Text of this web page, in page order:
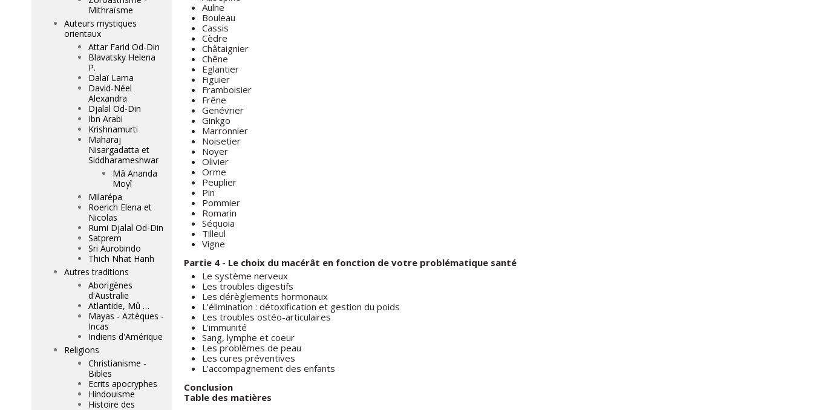
Aulne
Bouleau
Cassis
Cèdre
Châtaignier
Chêne
Eglantier
Figuier
Framboisier
Frêne
Genévrier
Ginkgo
Marronnier
Noisetier
Noyer
Olivier
Orme
Peuplier
Pin
Pommier
Romarin
Séquoia
Tilleul
Vigne
Partie 4 - Le choix du macérât en fonction de votre problématique santé
Le système nerveux
Les troubles digestifs
Les dérèglements hormonaux
L'élimination : détoxification et gestion du poids
Les troubles ostéo-articulaires
L'immunité
Sang, lymphe et coeur
Les problèmes de peau
Les cures préventives
L'accompagnement des enfants
Conclusion
Table des matières
Mithraïsme
Auteurs mystiques
orientaux
Attar Farid Od-Din
Blavatsky Helena
P.
Dalaï Lama
David-Néel
Alexandra
Djalal Od-Din
Ibn Arabi
Krishnamurti
Maharaj
Nisargadatta et
Siddharameshwar
Mâ Ananda
Moyî
Milarépa
Roerich Elena et
Nicolas
Rumi Djalal Od-Din
Satprem
Sri Aurobindo
Thich Nhat Hanh
Autres traditions
Aborigènes
d'Australie
Atlantide, Mû …
Mayas - Aztèques -
Incas
Indiens d'Amérique
Religions
Christianisme -
Bibles
Ecrits apocryphes
Hindouisme
Histoire des